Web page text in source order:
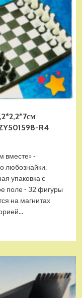
R4
вместе» -
любознайки.
упаковка с
поле - 32 фигуры
на магнитах